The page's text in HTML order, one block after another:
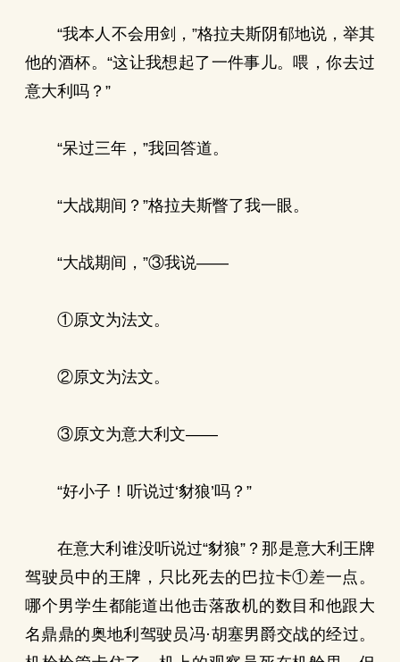
“我本人不会用剑，”格拉夫斯阴郁地说，举其
他的酒杯。“这让我想起了一件事儿。喂，你去过
意大利吗？”
“呆过三年，”我回答道。
“大战期间？”格拉夫斯瞥了我一眼。
“大战期间，”③我说——
①原文为法文。
②原文为法文。
③原文为意大利文——
“好小子！听说过‘豺狼’吗？”
在意大利谁没听说过“豺狼”？那是意大利王牌
驾驶员中的王牌，只比死去的巴拉卡①差一点。
哪个男学生都能道出他击落敌机的数目和他跟大
名鼎鼎的奥地利驾驶员冯·胡塞男爵交战的经过。